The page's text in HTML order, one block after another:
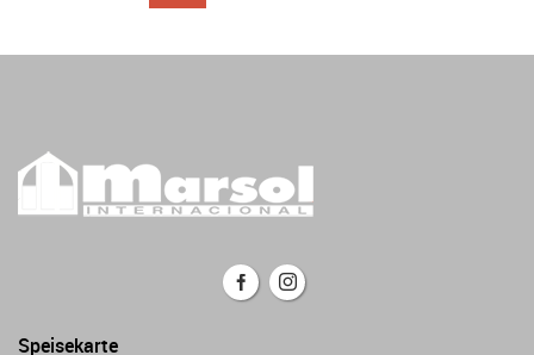
Speisekarte